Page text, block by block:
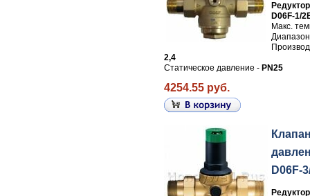
D06F-1/
Макс.
2,4
Статическое давление - PN25
4254.55 руб.
D06F-